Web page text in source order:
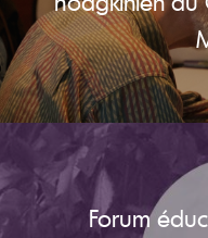
Forum